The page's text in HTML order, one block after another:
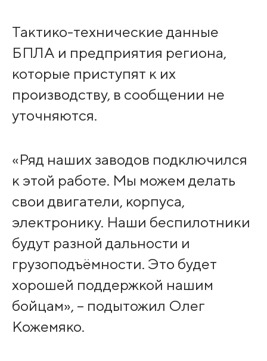
Тактико-технические данные
БПЛА и предприятия региона,
которые приступят к их
производству, в сообщении не
уточняются.
«Ряд наших заводов подключился
к этой работе. Мы можем делать
свои двигатели, корпуса,
электронику. Наши беспилотники
будут разной дальности и
грузоподъёмности. Это будет
хорошей поддержкой нашим
бойцам», – подытожил Олег
Кожемяко.